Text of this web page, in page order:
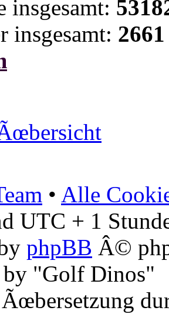
insgesamt:
insgesamt: 2661
• Alle
UTC + 1
phpBB Â©
by "Golf Dinos"
Ãœbersetzung